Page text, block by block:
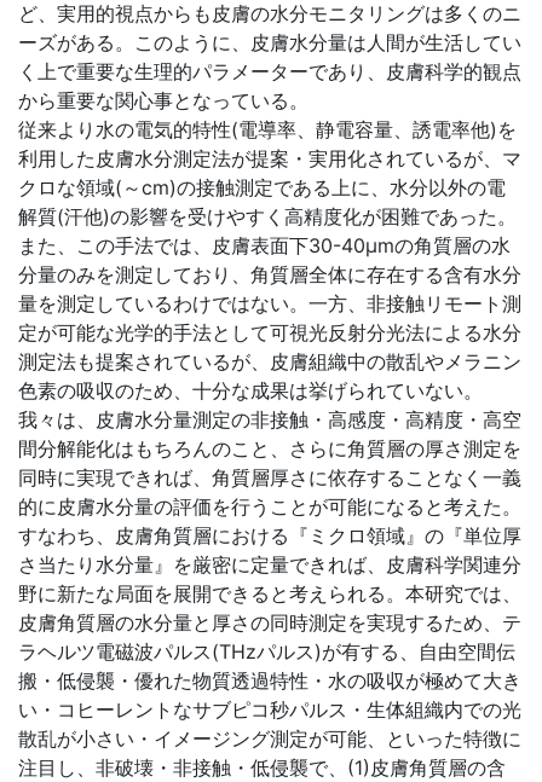
ど、実用的視点からも皮膚の水分モニタリングは多くのニ
ーズがある。このように、皮膚水分量は人間が生活してい
く上で重要な生理的パラメーターであり、皮膚科学的観点
から重要な関心事となっている。
従来より水の電気的特性(電導率、静電容量、誘電率他)を
利用した皮膚水分測定法が提案・実用化されているが、マ
クロな領域(～cm)の接触測定である上に、水分以外の電
解質(汗他)の影響を受けやすく高精度化が困難であった。
また、この手法では、皮膚表面下30-40μmの角質層の水
分量のみを測定しており、角質層全体に存在する含有水分
量を測定しているわけではない。一方、非接触リモート測
定が可能な光学的手法として可視光反射分光法による水分
測定法も提案されているが、皮膚組織中の散乱やメラニン
色素の吸収のため、十分な成果は挙げられていない。
我々は、皮膚水分量測定の非接触・高感度・高精度・高空
間分解能化はもちろんのこと、さらに角質層の厚さ測定を
同時に実現できれば、角質層厚さに依存することなく一義
的に皮膚水分量の評価を行うことが可能になると考えた。
すなわち、皮膚角質層における『ミクロ領域』の『単位厚
さ当たり水分量』を厳密に定量できれば、皮膚科学関連分
野に新たな局面を展開できると考えられる。本研究では、
皮膚角質層の水分量と厚さの同時測定を実現するため、テ
ラヘルツ電磁波パルス(THzパルス)が有する、自由空間伝
搬・低侵襲・優れた物質透過特性・水の吸収が極めて大き
い・コヒーレントなサブピコ秒パルス・生体組織内での光
散乱が小さい・イメージング測定が可能、といった特徴に
注目し、非破壊・非接触・低侵襲で、(1)皮膚角質層の含